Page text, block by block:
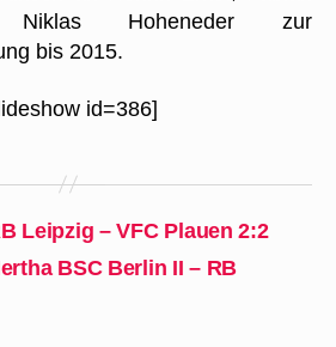
Hoheneder zur
bis 2015.
id=386]
Leipzig – VFC Plauen 2:2
BSC Berlin II – RB